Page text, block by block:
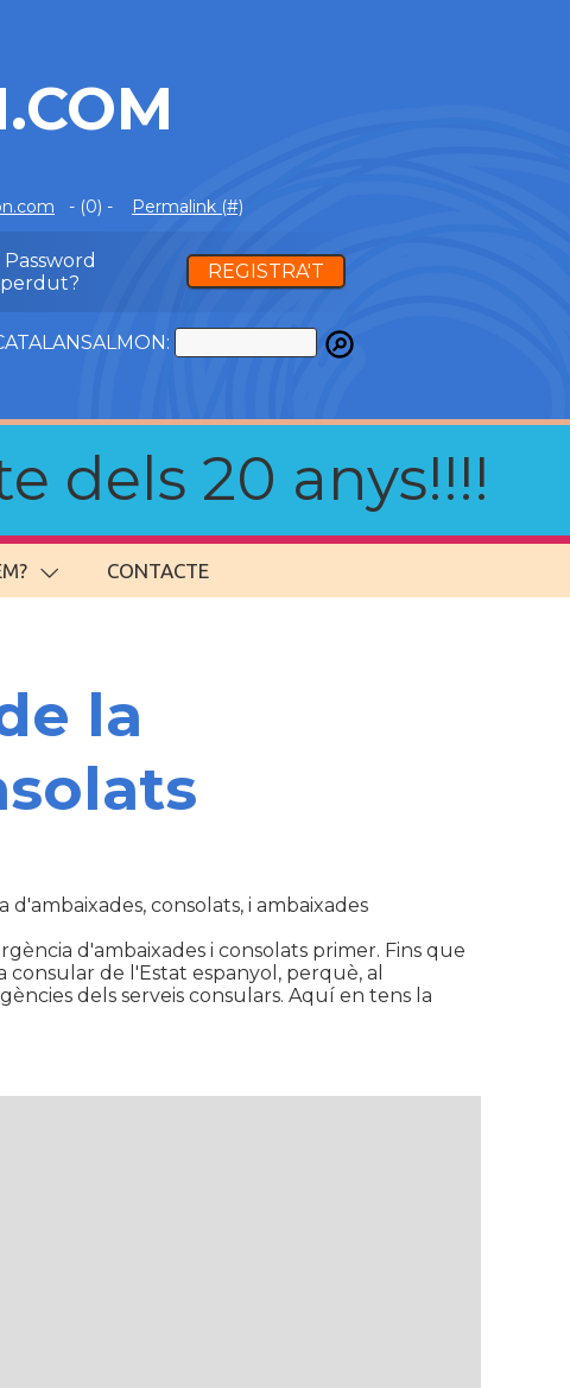
- (0) - Permalink (#)
Password
perdut?
REGISTRA'T
dels 20 anys!!!!
CONTACTE
la
consolats, i ambaixades
d'ambaixades i consolats primer. Fins que
de l'Estat espanyol, perquè, al
dels serveis consulars. Aquí en tens la